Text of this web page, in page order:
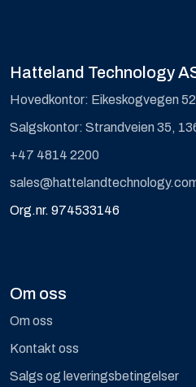
Hatteland Technology
Hovedkontor: Eikeskogvegen
Salgskontor: Strandveien 35,
+47 4814 2200
Org.nr. 974533146
Om oss
Om oss
Kontakt oss
Salgs og leveringsbetingelser